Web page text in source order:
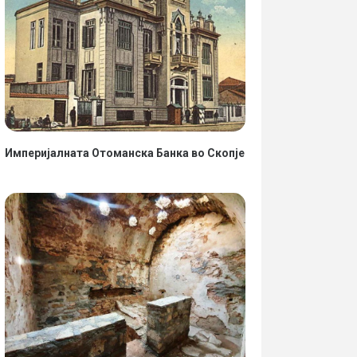
Империјалната Отоманска Банка во Скопје